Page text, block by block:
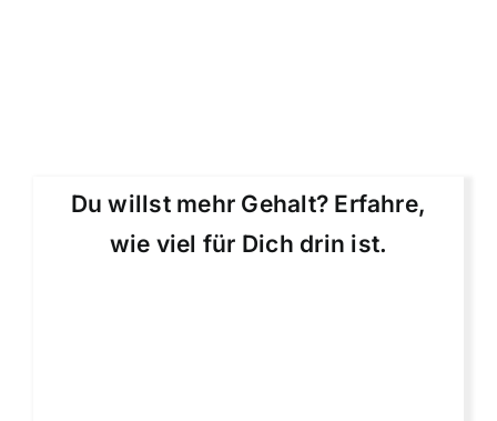
Du willst mehr Gehalt? Erfahre,
wie viel für Dich drin ist.